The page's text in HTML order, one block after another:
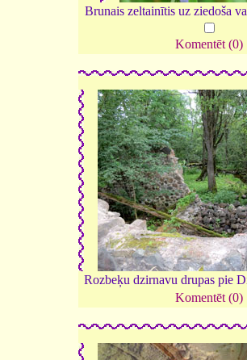
Brunais zeltainītis uz ziedoša
Komentēt (0)
Rozbeķu dzirnavu drupas pie
Komentēt (0)